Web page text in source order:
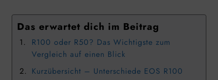
Das erwartet dich im Beitrag
R100 oder R50? Das Wichtigste zum
Vergleich auf einen Blick
Kurzübersicht – Unterschiede EOS R100